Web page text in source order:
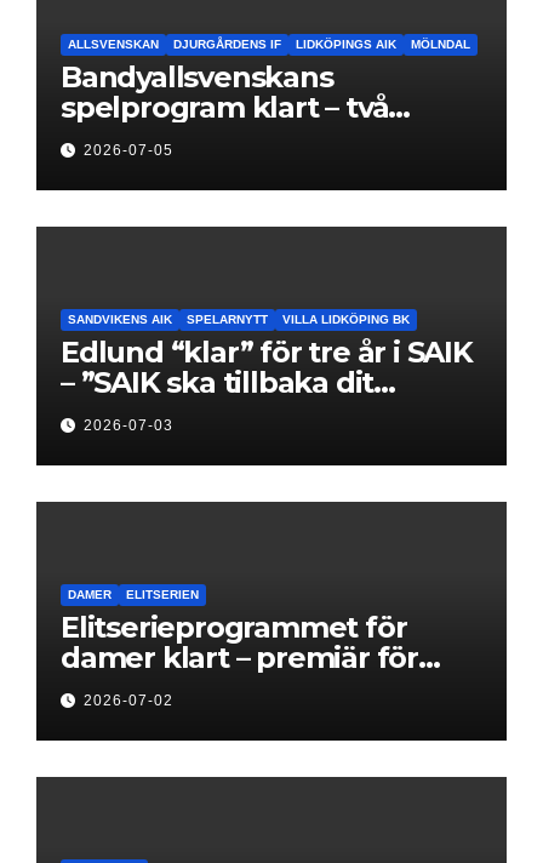
ALLSVENSKAN DJURGÅRDENS IF LIDKÖPINGS AIK MÖLNDAL
Bandyallsvenskans
spelprogram klart – två
föreningar jagar sin
elitseriesäsong
2026-07-05
SANDVIKENS AIK SPELARNYTT VILLA LIDKÖPING BK
Edlund “klar” för tre år i SAIK
– ”SAIK ska tillbaka dit
klubben hör hemma”
2026-07-03
DAMER ELITSERIEN
Elitserieprogrammet för
damer klart – premiär för
Next Level
2026-07-02